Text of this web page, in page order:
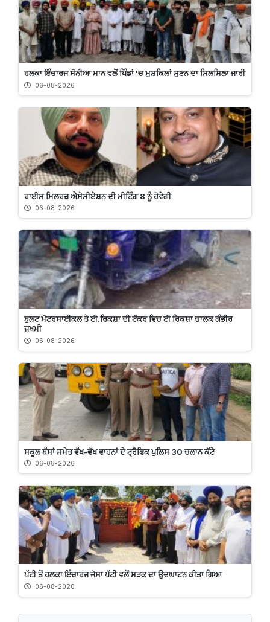
ਹਲਕਾ ਇੰਚਾਰਜ ਸੋਨੀਆ ਮਾਨ ਵਲੋਂ ਪਿੰਡਾਂ 'ਚ ਮੁਸ਼ਕਿਲਾਂ ਸੁਣਨ ਦਾ ਸਿਲਸਿਲਾ ਜਾਰੀ
06-08-2026
ਰਾਈਸ ਮਿਲਰਜ਼ ਐਸੋਸੀਏਸ਼ਨ ਦੀ ਮੀਟਿੰਗ 8 ਨੂੰ ਹੋਵੇਗੀ
06-08-2026
ਬੁਲਟ ਮੋਟਰਸਾਈਕਲ ਤੇ ਈ.ਰਿਕਸ਼ਾ ਦੀ ਟੱਕਰ ਵਿਚ ਈ ਰਿਕਸ਼ਾ ਚਾਲਕ ਗੰਭੀਰ
ਜ਼ਖਮੀ
06-08-2026
ਸਕੂਲ ਬੱਸਾਂ ਸਮੇਤ ਵੱਖ-ਵੱਖ ਵਾਹਨਾਂ ਦੇ ਟ੍ਰੈਫਿਕ ਪੁਲਿਸ 30 ਚਲਾਨ ਕੱਟੇ
06-08-2026
ਪੱਟੀ ਤੋਂ ਹਲਕਾ ਇੰਚਾਰਜ ਜੱਸਾ ਪੱਟੀ ਵਲੋਂ ਸੜਕ ਦਾ ਉਦਘਾਟਨ ਕੀਤਾ ਗਿਆ
06-08-2026